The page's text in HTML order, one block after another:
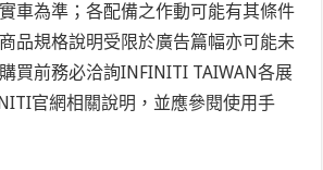
車為準；各配備之作動可能有其條件
品規格說明受限於廣告篇幅亦可能未
買前務必洽詢INFINITI TAIWAN各展
官網相關說明，並應參閱使用手